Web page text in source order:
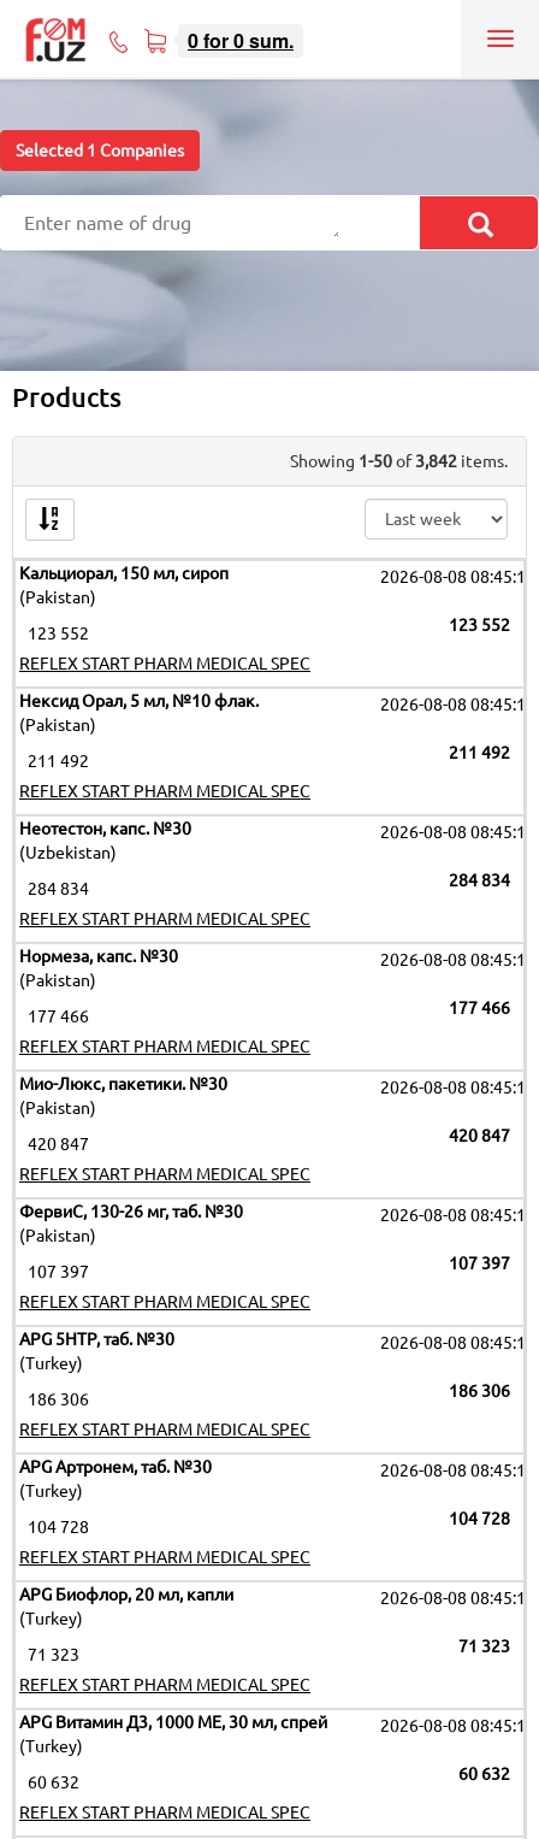
0for0sum.
207-
08
Selected 1 Companies
Products
Showing 1-50of3,842 items.
Кальциорал, 150 мл, сироп
(Pakistan)
2026-08-08 08:45:16
123 552
123 552
REFLEX START PHARM MEDICAL SPEC
Нексид Орал, 5 мл, №10 флак.
(Pakistan)
2026-08-08 08:45:16
211 492
211 492
REFLEX START PHARM MEDICAL SPEC
Неотестон, капс. №30
(Uzbekistan)
2026-08-08 08:45:16
284 834
284 834
REFLEX START PHARM MEDICAL SPEC
Нормеза, капс. №30
(Pakistan)
2026-08-08 08:45:16
177 466
177 466
REFLEX START PHARM MEDICAL SPEC
Мио-Люкс, пакетики. №30
(Pakistan)
2026-08-08 08:45:16
420 847
420 847
REFLEX START PHARM MEDICAL SPEC
ФервиС, 130-26 мг, таб. №30
(Pakistan)
2026-08-08 08:45:16
107 397
107 397
REFLEX START PHARM MEDICAL SPEC
APG 5HTP, таб. №30
(Turkey)
2026-08-08 08:45:16
186 306
186 306
REFLEX START PHARM MEDICAL SPEC
APG Артронем, таб. №30
(Turkey)
2026-08-08 08:45:16
104 728
104 728
REFLEX START PHARM MEDICAL SPEC
APG Биофлор, 20 мл, капли
(Turkey)
2026-08-08 08:45:16
71 323
71 323
REFLEX START PHARM MEDICAL SPEC
APG Витамин Д3, 1000 МЕ, 30 мл, спрей
(Turkey)
2026-08-08 08:45:16
60 632
60 632
REFLEX START PHARM MEDICAL SPEC